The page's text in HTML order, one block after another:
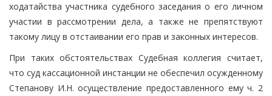
ходатайства участника судебного заседания о его личном
участии в рассмотрении дела, а также не препятствуют
такому лицу в отстаивании его прав и законных интересов.
При таких обстоятельствах Судебная коллегия считает,
что суд кассационной инстанции не обеспечил осужденному
Степанову И.Н. осуществление предоставленного ему ч. 2